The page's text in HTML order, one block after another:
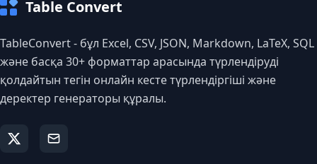
Table Convert
TableConvert - бұл Excel, CSV, JSON, Markdown, LaTeX, SQL
және басқа 30+ форматтар арасында түрлендіруді
қолдайтын тегін онлайн кесте түрлендіргіші және
деректер генераторы құралы.